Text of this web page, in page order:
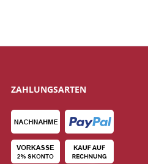
ZAHLUNGSARTEN